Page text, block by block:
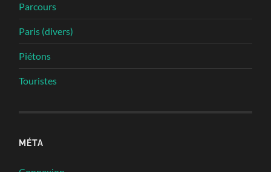
Parcours
Paris (divers)
Piétons
Touristes
MÉTA